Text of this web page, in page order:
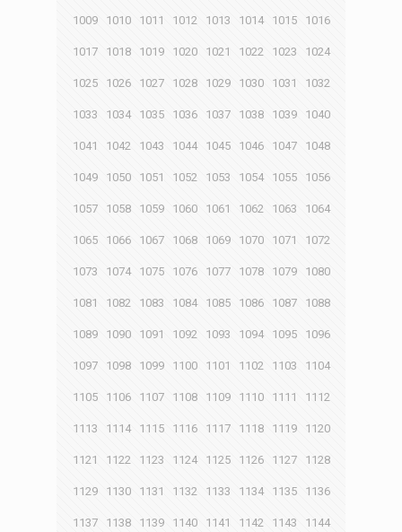
1009 1010 1011 1012 1013 1014 1015 1016
1017 1018 1019 1020 1021 1022 1023 1024
1025 1026 1027 1028 1029 1030 1031 1032
1033 1034 1035 1036 1037 1038 1039 1040
1041 1042 1043 1044 1045 1046 1047 1048
1049 1050 1051 1052 1053 1054 1055 1056
1057 1058 1059 1060 1061 1062 1063 1064
1065 1066 1067 1068 1069 1070 1071 1072
1073 1074 1075 1076 1077 1078 1079 1080
1081 1082 1083 1084 1085 1086 1087 1088
1089 1090 1091 1092 1093 1094 1095 1096
1097 1098 1099 1100 1101 1102 1103 1104
1105 1106 1107 1108 1109 1110 1111 1112
1113 1114 1115 1116 1117 1118 1119 1120
1121 1122 1123 1124 1125 1126 1127 1128
1129 1130 1131 1132 1133 1134 1135 1136
1137 1138 1139 1140 1141 1142 1143 1144